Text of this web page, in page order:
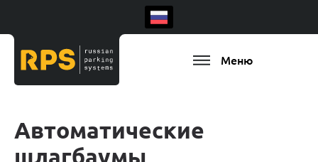
Меню
Автоматические
шлагбаумы